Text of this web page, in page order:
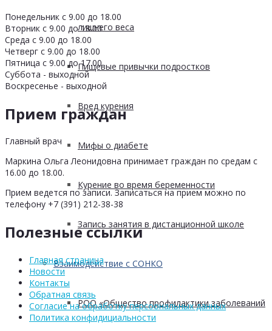
лишнего веса
Пищевые привычки подростков
Вред курения
Мифы о диабете
Курение во время беременности
Запись занятия в дистанционной школе
Взаимодействие с СОНКО
РОО «Общество профилактики заболеваний
Понедельник с 9.00 до 18.00
Вторник с 9.00 до 18.00
Среда с 9.00 до 18.00
Четверг с 9.00 до 18.00
Пятница с 9.00 до 17.00
Суббота - выходной
Воскресенье - выходной
Прием граждан
Главный врач
Маркина Ольга Леонидовна принимает граждан по средам с
16.00 до 18.00.
Прием ведется по записи. Записаться на прием можно по
телефону +7 (391) 212-38-38
Полезные ссылки
Главная страница
Новости
Контакты
Обратная связь
Согласие на обработку персоональных данных
Политика конфидициальности